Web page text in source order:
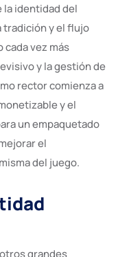
la identidad del
tradición y el flujo
vez más
y la gestión de
rector comienza a
y el
un empaquetado
el
del juego.
grandes